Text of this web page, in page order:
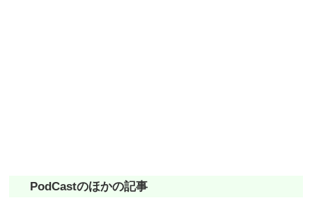
PodCastのほかの記事